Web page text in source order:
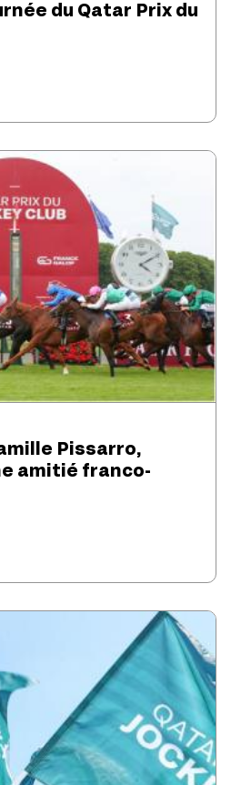
du Qatar Prix du
Pissarro,
amitié franco-